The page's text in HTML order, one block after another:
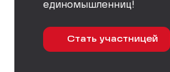
единомышленниц!
Стать участницей